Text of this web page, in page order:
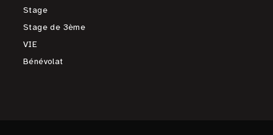
Stage
Stage de 3ème
VIE
Bénévolat